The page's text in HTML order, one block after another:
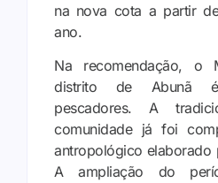
na nova cota a partir
ano.
Na recomendação, o
distrito de Abunã
pescadores. A
comunidade já foi
antropológico elaborado
A ampliação do